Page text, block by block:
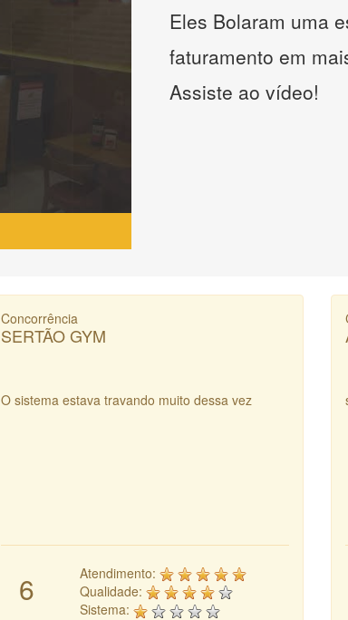
Eles Bolaram uma
faturamento em
Assiste ao vídeo!
Concorrência
SERTÃO GYM
O sistema estava travando muito dessa vez
6
Atendimento:
Qualidade:
Sistema: